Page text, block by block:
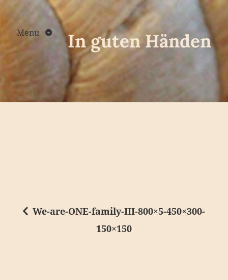
Skip
to
contentMenu In guten Händen
We-are-ONE-family-III-800×5-450×300-
150×150